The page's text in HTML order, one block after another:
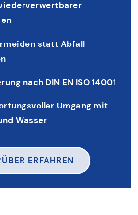
statt Abfall
nach DIN EN ISO 14001
Umgang mit
Wasser
ERFAHREN